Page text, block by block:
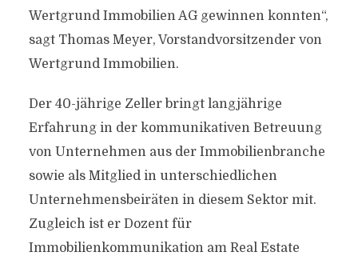
Wertgrund Immobilien AG gewinnen konnten“,
sagt Thomas Meyer, Vorstandvorsitzender von
Wertgrund Immobilien.
Der 40-jährige Zeller bringt langjährige
Erfahrung in der kommunikativen Betreuung
von Unternehmen aus der Immobilienbranche
sowie als Mitglied in unterschiedlichen
Unternehmensbeiräten in diesem Sektor mit.
Zugleich ist er Dozent für
Immobilienkommunikation am Real Estate